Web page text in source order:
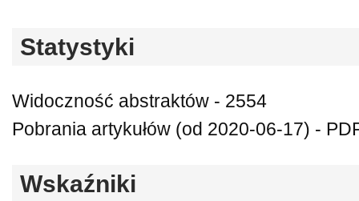
Statystyki
Widoczność abstraktów - 2554
Pobrania artykułów (od 2020-06-17) -
Wskaźniki